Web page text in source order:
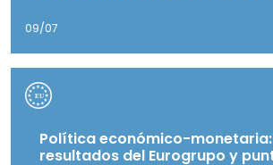
09/07
Política económico-
resultados del Eurogrupo y